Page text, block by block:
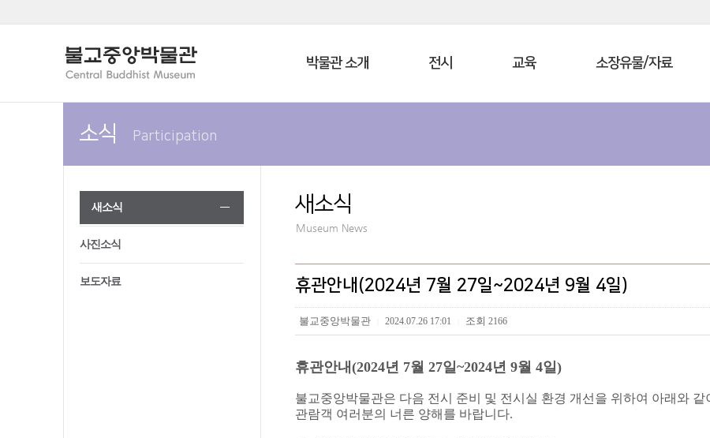
박물관 소개 전시 교육 소장유물/자료
소식 Participation
새소식
사진소식
보도자료
새소식
Museum News
휴관안내(2024년 7월 27일~2024년 9월 4일)
불교중앙박물관 2024.07.26 17:01 조회 2166
휴관안내(2024년 7월 27일~2024년 9월 4일)
불교중앙박물관은 다음 전시 준비 및 전시실 환경 개선을 위하여 아래와 같
관람객 여러분의 너른 양해를 바랍니다.